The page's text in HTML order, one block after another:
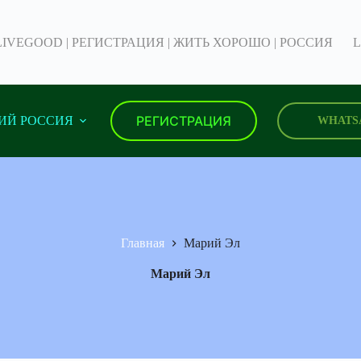
| РЕГИСТРАЦИЯ | ЖИТЬ ХОРОШО | РОССИЯ
РОССИЯ РЕГИСТРАЦИЯ
Главная Марий Эл
Марий Эл